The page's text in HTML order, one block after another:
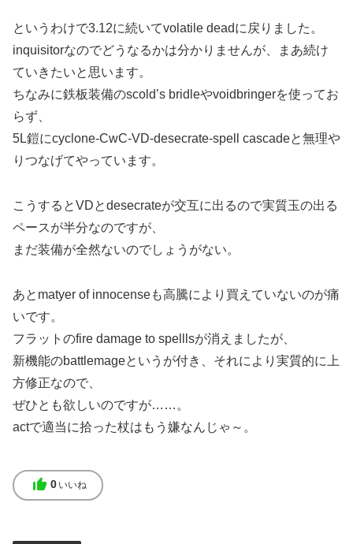
というわけで3.12に続いてvolatile deadに戻りました。
inquisitorなのでどうなるかは分かりませんが、まあ続け
ていきたいと思います。
ちなみに鉄板装備のscold’s bridleやvoidbringerを使ってお
らず、
5L鎧にcyclone-CwC-VD-desecrate-spell cascadeと無理や
りつなげてやっています。
こうするとVDとdesecrateが交互に出るので実質玉の出る
ペースが半分なのですが、
まだ装備が全然ないのでしょうがない。
あとmatyer of innocenseも高騰により買えていないのが痛
いです。
フラットのfire damage to spelllsが消えましたが、
新機能のbattlemageというが付き、それにより実質的に上
方修正なので、
ぜひとも欲しいのですが……。
actで適当に拾った杖はもう嫌なんじゃ～。
thumb_up 0 いいね